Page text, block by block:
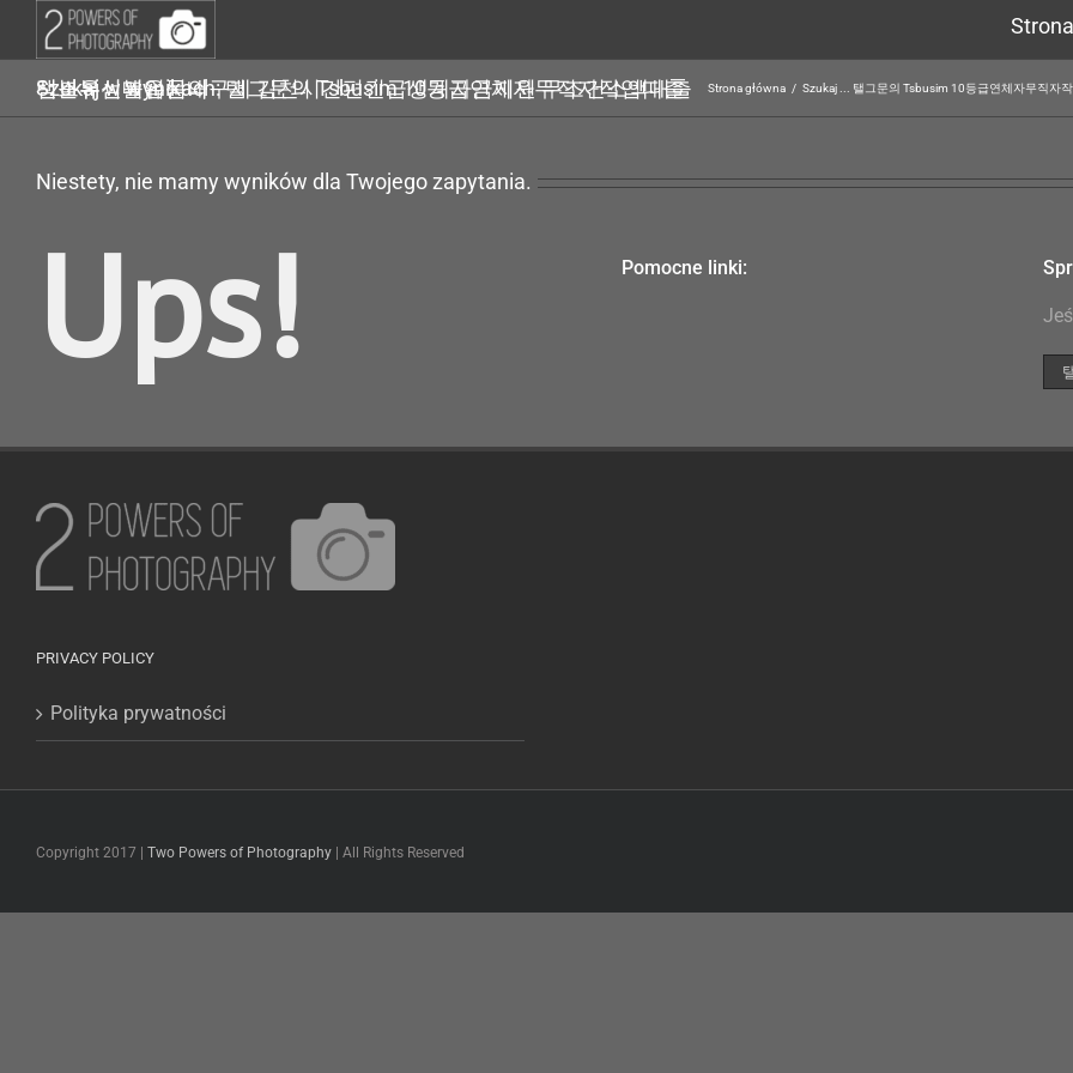
Przejdź
Szukaj w wynikach: 탤그문의 Tsbusim 10등급연체자무직자작업대출 탬스뷰선불유심내구제 김천시간편긴급생계자금지원 무조건소액대출 선불유심매입문의 Strona główna / Szukaj ... 탤그문의 Tsbusim 10등급연체자무직자
Niestety, nie mamy wyników dla Twojego zapytania.
Ups! Pomocne linki:
PRIVACY POLICY
Polityka prywatności
Copyright 2017 | Two Powers of Photography | All Rights Reserved